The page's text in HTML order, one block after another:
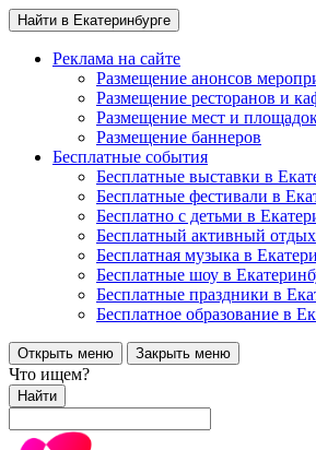
Найти в Екатеринбурге
Реклама на сайте
Размещение анонсов
Размещение ресторанов и
Размещение мест и
Размещение баннеров
Бесплатные события
Бесплатные выставки в
Бесплатные фестивали в
Бесплатно с детьми в
Бесплатный активный
Бесплатная музыка в
Бесплатные шоу в
Бесплатные праздники в
Бесплатное образование в
Открыть меню Закрыть меню
Что ищем?
Найти